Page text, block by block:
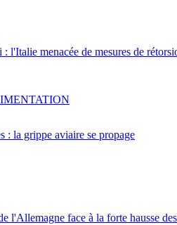
l'Italie menacée de mesures de
: la grippe aviaire se propage
l'Allemagne face à la forte hausse